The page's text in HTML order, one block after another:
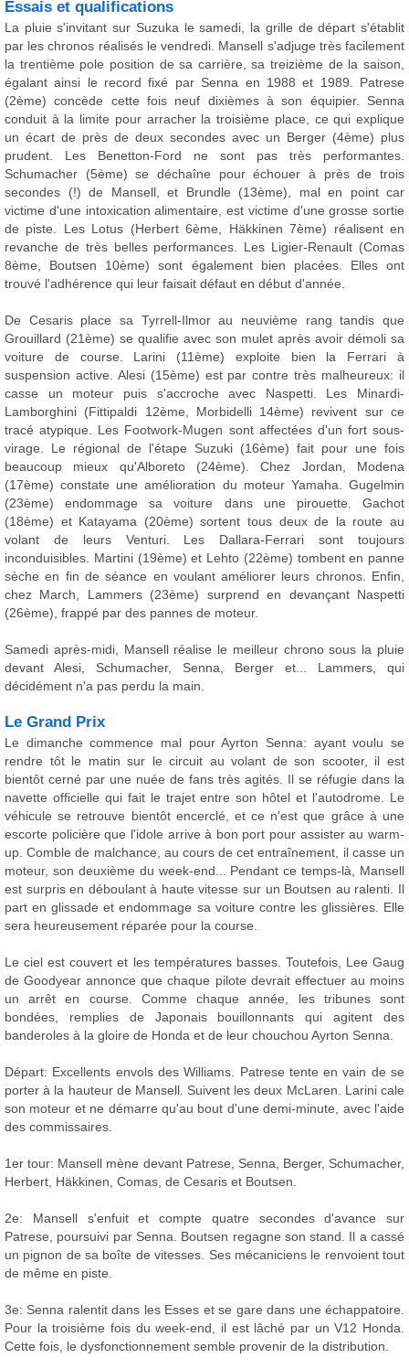
Essais et qualifications
La pluie s'invitant sur Suzuka le samedi, la grille de départ s'établit
par les chronos réalisés le vendredi. Mansell s'adjuge très facilement
la trentième pole position de sa carrière, sa treizième de la saison,
égalant ainsi le record fixé par Senna en 1988 et 1989. Patrese
(2ème) concède cette fois neuf dixièmes à son équipier. Senna
conduit à la limite pour arracher la troisième place, ce qui explique
un écart de près de deux secondes avec un Berger (4ème) plus
prudent. Les Benetton-Ford ne sont pas très performantes.
Schumacher (5ème) se déchaîne pour échouer à près de trois
secondes (!) de Mansell, et Brundle (13ème), mal en point car
victime d'une intoxication alimentaire, est victime d'une grosse sortie
de piste. Les Lotus (Herbert 6ème, Häkkinen 7ème) réalisent en
revanche de très belles performances. Les Ligier-Renault (Comas
8ème, Boutsen 10ème) sont également bien placées. Elles ont
trouvé l'adhérence qui leur faisait défaut en début d'année.
De Cesaris place sa Tyrrell-Ilmor au neuvième rang tandis que
Grouillard (21ème) se qualifie avec son mulet après avoir démoli sa
voiture de course. Larini (11ème) exploite bien la Ferrari à
suspension active. Alesi (15ème) est par contre très malheureux: il
casse un moteur puis s'accroche avec Naspetti. Les Minardi-
Lamborghini (Fittipaldi 12ème, Morbidelli 14ème) revivent sur ce
tracé atypique. Les Footwork-Mugen sont affectées d'un fort sous-
virage. Le régional de l'étape Suzuki (16ème) fait pour une fois
beaucoup mieux qu'Alboreto (24ème). Chez Jordan, Modena
(17ème) constate une amélioration du moteur Yamaha. Gugelmin
(23ème) endommage sa voiture dans une pirouette. Gachot
(18ème) et Katayama (20ème) sortent tous deux de la route au
volant de leurs Venturi. Les Dallara-Ferrari sont toujours
inconduisibles. Martini (19ème) et Lehto (22ème) tombent en panne
sèche en fin de séance en voulant améliorer leurs chronos. Enfin,
chez March, Lammers (23ème) surprend en devançant Naspetti
(26ème), frappé par des pannes de moteur.
Samedi après-midi, Mansell réalise le meilleur chrono sous la pluie
devant Alesi, Schumacher, Senna, Berger et... Lammers, qui
décidément n'a pas perdu la main.
Le Grand Prix
Le dimanche commence mal pour Ayrton Senna: ayant voulu se
rendre tôt le matin sur le circuit au volant de son scooter, il est
bientôt cerné par une nuée de fans très agités. Il se réfugie dans la
navette officielle qui fait le trajet entre son hôtel et l'autodrome. Le
véhicule se retrouve bientôt encerclé, et ce n'est que grâce à une
escorte policière que l'idole arrive à bon port pour assister au warm-
up. Comble de malchance, au cours de cet entraînement, il casse un
moteur, son deuxième du week-end... Pendant ce temps-là, Mansell
est surpris en déboulant à haute vitesse sur un Boutsen au ralenti. Il
part en glissade et endommage sa voiture contre les glissières. Elle
sera heureusement réparée pour la course.
Le ciel est couvert et les températures basses. Toutefois, Lee Gaug
de Goodyear annonce que chaque pilote devrait effectuer au moins
un arrêt en course. Comme chaque année, les tribunes sont
bondées, remplies de Japonais bouillonnants qui agitent des
banderoles à la gloire de Honda et de leur chouchou Ayrton Senna.
Départ: Excellents envols des Williams. Patrese tente en vain de se
porter à la hauteur de Mansell. Suivent les deux McLaren. Larini cale
son moteur et ne démarre qu'au bout d'une demi-minute, avec l'aide
des commissaires.
1er tour: Mansell mène devant Patrese, Senna, Berger, Schumacher,
Herbert, Häkkinen, Comas, de Cesaris et Boutsen.
2e: Mansell s'enfuit et compte quatre secondes d'avance sur
Patrese, poursuivi par Senna. Boutsen regagne son stand. Il a cassé
un pignon de sa boîte de vitesses. Ses mécaniciens le renvoient tout
de même en piste.
3e: Senna ralentit dans les Esses et se gare dans une échappatoire.
Pour la troisième fois du week-end, il est lâché par un V12 Honda.
Cette fois, le dysfonctionnement semble provenir de la distribution.